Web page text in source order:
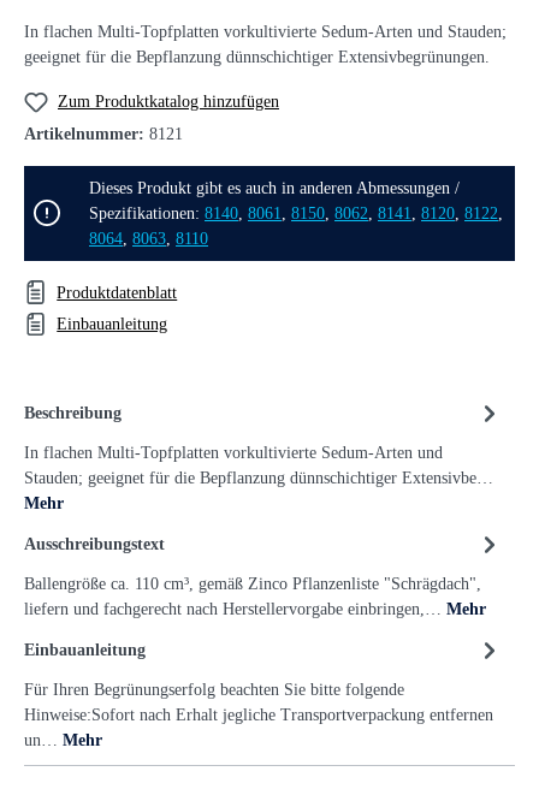
In flachen Multi-Topfplatten vorkultivierte Sedum-Arten und Stauden;
geeignet für die Bepflanzung dünnschichtiger Extensivbegrünungen.
Zum Produktkatalog hinzufügen
Artikelnummer: 8121
Dieses Produkt gibt es auch in anderen Abmessungen /
Spezifikationen: 8140 8061 8150 8062 8141 8120 8122
8064 8063 8110
Produktdatenblatt
Einbauanleitung
Beschreibung
In flachen Multi-Topfplatten vorkultivierte Sedum-Arten und
Stauden; geeignet für die Bepflanzung dünnschichtiger Extensivbe…
Mehr
Ausschreibungstext
Ballengröße ca. 110 cm³, gemäß Zinco Pflanzenliste "Schrägdach",
liefern und fachgerecht nach Herstellervorgabe einbringen,… Mehr
Einbauanleitung
Für Ihren Begrünungserfolg beachten Sie bitte folgende
Hinweise:Sofort nach Erhalt jegliche Transportverpackung entfernen
un… Mehr